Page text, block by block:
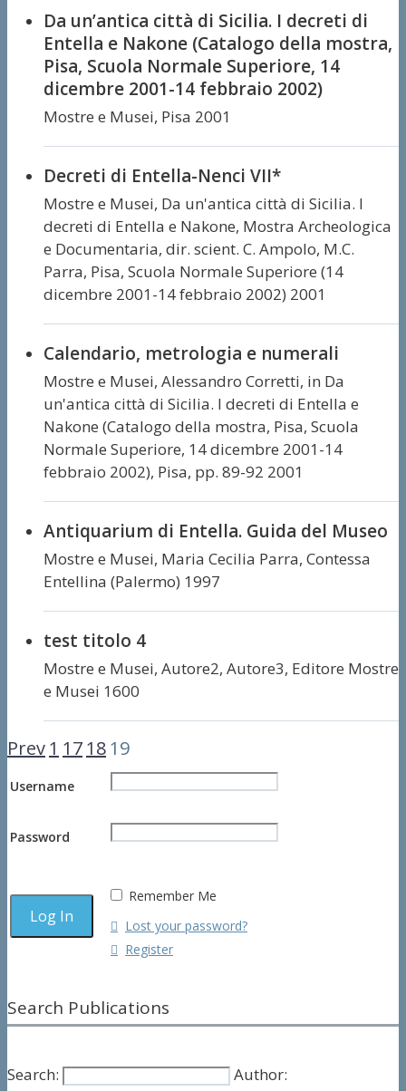
Da un’antica città di Sicilia. I decreti di
Entella e Nakone (Catalogo della mostra,
Pisa, Scuola Normale Superiore, 14
dicembre 2001-14 febbraio 2002)
Mostre e Musei, Pisa 2001
Decreti di Entella-Nenci VII*
Mostre e Musei, Da un'antica città di Sicilia. I
decreti di Entella e Nakone, Mostra Archeologica
e Documentaria, dir. scient. C. Ampolo, M.C.
Parra, Pisa, Scuola Normale Superiore (14
dicembre 2001-14 febbraio 2002) 2001
Calendario, metrologia e numerali
Mostre e Musei, Alessandro Corretti, in Da
un'antica città di Sicilia. I decreti di Entella e
Nakone (Catalogo della mostra, Pisa, Scuola
Normale Superiore, 14 dicembre 2001-14
febbraio 2002), Pisa, pp. 89-92 2001
Antiquarium di Entella. Guida del Museo
Mostre e Musei, Maria Cecilia Parra, Contessa
Entellina (Palermo) 1997
test titolo 4
Mostre e Musei, Autore2, Autore3, Editore Mostre
e Musei 1600
Prev1 171819
Username
Password
Remember Me
Lost your password?
Register
Search Publications
Search: Author: